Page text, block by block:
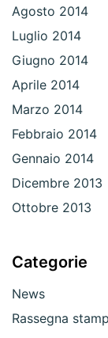
Agosto 2014
Luglio 2014
Giugno 2014
Aprile 2014
Marzo 2014
Febbraio 2014
Gennaio 2014
Dicembre 2013
Ottobre 2013
Categorie
News
Rassegna